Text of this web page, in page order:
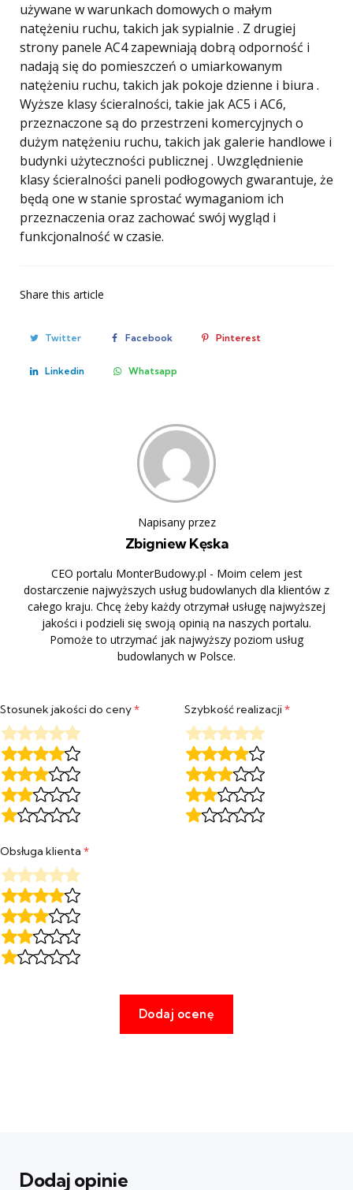
używane w warunkach domowych o małym
natężeniu ruchu, takich jak sypialnie . Z drugiej
strony panele AC4 zapewniają dobrą odporność i
nadają się do pomieszczeń o umiarkowanym
natężeniu ruchu, takich jak pokoje dzienne i biura .
Wyższe klasy ścieralności, takie jak AC5 i AC6,
przeznaczone są do przestrzeni komercyjnych o
dużym natężeniu ruchu, takich jak galerie handlowe i
budynki użyteczności publicznej . Uwzględnienie
klasy ścieralności paneli podłogowych gwarantuje, że
będą one w stanie sprostać wymaganiom ich
przeznaczenia oraz zachować swój wygląd i
funkcjonalność w czasie.
Share this article
Twitter Facebook Pinterest
Linkedin Whatsapp
Napisany przez
Zbigniew Kęska
CEO portalu MonterBudowy.pl - Moim celem jest
dostarczenie najwyższych usług budowlanych dla klientów z
całego kraju. Chcę żeby każdy otrzymał usługę najwyższej
jakości i podzieli się swoją opinią na naszych portalu.
Pomoże to utrzymać jak najwyższy poziom usług
budowlanych w Polsce.
Stosunek jakości do ceny* Szybkość realizacji*
Obsługa klienta *
Dodaj opinie